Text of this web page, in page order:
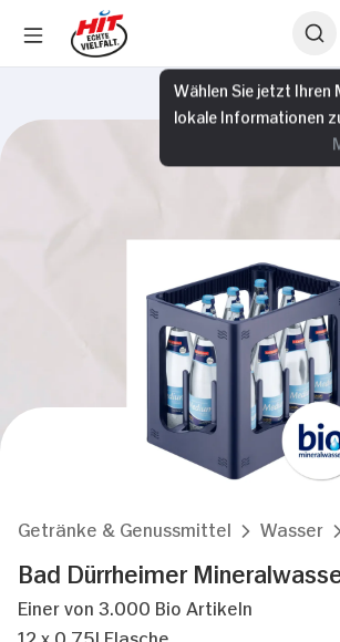
Wählen Sie jetzt Ihren
lokale Informationen
Getränke & Genussmittel Wasser
Bad Dürrheimer
Einer von 3.000 Bio Artikeln
12 x 0,75l Flasche